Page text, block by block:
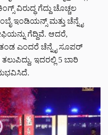
ವಿರುದ್ಧ ಗೆದ್ದು ಚೊಚ್ಚಲ
ಇಂಡಿಯನ್ಸ್ ಮತ್ತು ಚೆನ್ನೈ
ಗೆದ್ದಿವೆ. ಆದರೆ,
ಎಂದರೆ ಚೆನ್ನೈ ಸೂಪರ್
ಇದರಲ್ಲಿ 5 ಬಾರಿ